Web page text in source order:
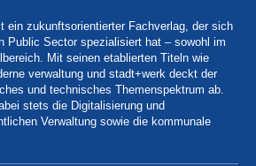
ein zukunftsorientierter Fachverlag, der sich
Public Sector spezialisiert hat – sowohl im
Mit seinen etablierten Titeln wie
verwaltung und stadt+werk deckt der
und technisches Themenspektrum ab.
stets die Digitalisierung und
Verwaltung sowie die kommunale